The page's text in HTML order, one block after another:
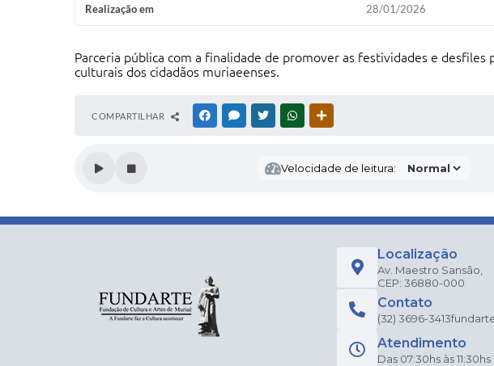
Realização em 28/01/2026
Parceria pública com a finalidade de promover as festividades e
culturais dos cidadãos muriaeenses.
COMPARTILHAR FACEBOOKMESSENGER
TWITTERWHATSAPP
Velocidade de leitura:
Localização
Av. Maestro Sansão,
CEP: 36880-000
Contato
(32) 3696-3413
Atendimento
Das 07:30hs às